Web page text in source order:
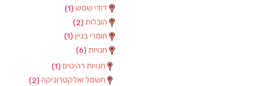
דודי שמש (1)
הובלות (2)
חומרי בניין (1)
חנויות (6)
חנויות רהיטים (1)
חשמל ואלקטרוניקה (2)